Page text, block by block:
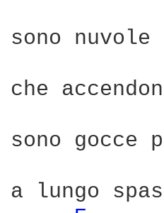
sono
che
sono gocce
a lungo